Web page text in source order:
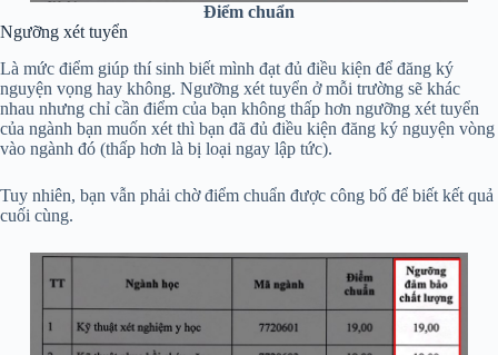
Điểm chuẩn
Ngưỡng xét tuyển
Là mức điểm giúp thí sinh biết mình đạt đủ điều kiện để đăng ký
nguyện vọng hay không. Ngưỡng xét tuyển ở mỗi trường sẽ khác
nhau nhưng chỉ cần điểm của bạn không thấp hơn ngưỡng xét tuyển
của ngành bạn muốn xét thì bạn đã đủ điều kiện đăng ký nguyện vòng
vào ngành đó (thấp hơn là bị loại ngay lập tức).
Tuy nhiên, bạn vẫn phải chờ điểm chuẩn được công bố để biết kết quả
cuối cùng.